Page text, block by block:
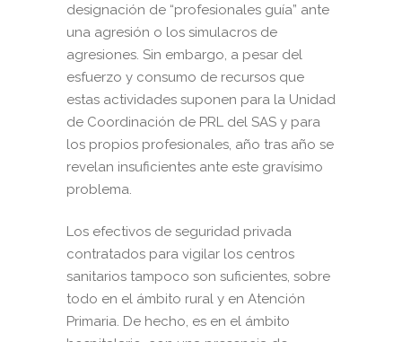
designación de “profesionales guía” ante
una agresión o los simulacros de
agresiones. Sin embargo, a pesar del
esfuerzo y consumo de recursos que
estas actividades suponen para la Unidad
de Coordinación de PRL del SAS y para
los propios profesionales, año tras año se
revelan insuficientes ante este gravísimo
problema.
Los efectivos de seguridad privada
contratados para vigilar los centros
sanitarios tampoco son suficientes, sobre
todo en el ámbito rural y en Atención
Primaria. De hecho, es en el ámbito